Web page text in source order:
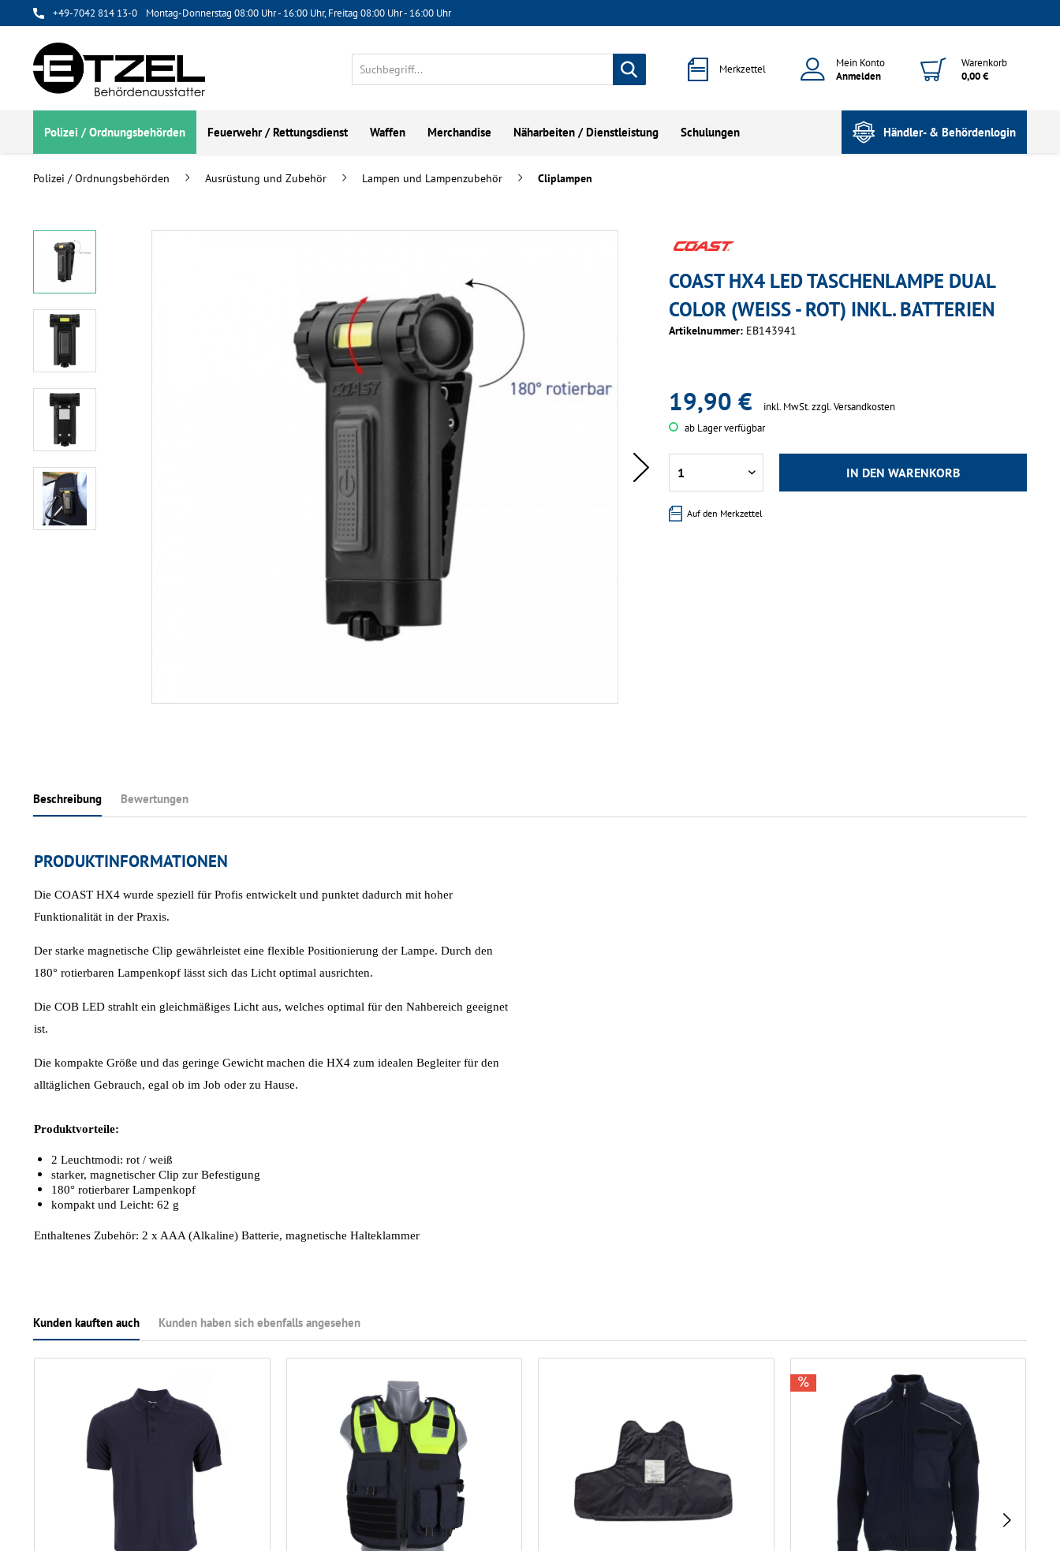
+49-7042 814 13-0 Montag-Donnerstag 08:00 Uhr - 16:00 Uhr, Freitag 08:00 Uhr - 16:00 Uhr
Merkzettel
Mein Konto
Anmelden
Warenkorb
0,00 €
Polizei / Ordnungsbehörden Feuerwehr / Rettungsdienst Waffen Merchandise Näharbeiten / Dienstleistung Schulungen Händler- & Behördenlogin
Polizei / Ordnungsbehörden Ausrüstung und Zubehör Lampen und Lampenzubehör Cliplampen
COAST HX4 LED TASCHENLAMPE DUAL
COLOR (WEISS - ROT) INKL. BATTERIEN
Artikelnummer: EB143941
19,90 € inkl. MwSt.zzgl. Versandkosten
ab Lager verfügbar
IN DEN WARENKORB
Auf den Merkzettel
Beschreibung Bewertungen
PRODUKTINFORMATIONEN
Die COAST HX4 wurde speziell für Profis entwickelt und punktet dadurch mit hoher
Funktionalität in der Praxis.
Der starke magnetische Clip gewährleistet eine flexible Positionierung der Lampe. Durch den
180° rotierbaren Lampenkopf lässt sich das Licht optimal ausrichten.
Die COB LED strahlt ein gleichmäßiges Licht aus, welches optimal für den Nahbereich geeignet
ist.
Die kompakte Größe und das geringe Gewicht machen die HX4 zum idealen Begleiter für den
alltäglichen Gebrauch, egal ob im Job oder zu Hause.
Produktvorteile:
2 Leuchtmodi: rot / weiß
starker, magnetischer Clip zur Befestigung
180° rotierbarer Lampenkopf
kompakt und Leicht: 62 g
Enthaltenes Zubehör: 2 x AAA (Alkaline) Batterie, magnetische Halteklammer
Kunden kauften auch Kunden haben sich ebenfalls angesehen